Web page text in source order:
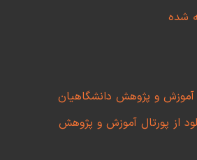
شده
آموزش و پژوهش دانشگاهیان
از پورتال آموزش و پژوهش